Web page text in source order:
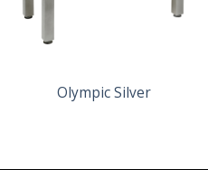
Olympic Silver